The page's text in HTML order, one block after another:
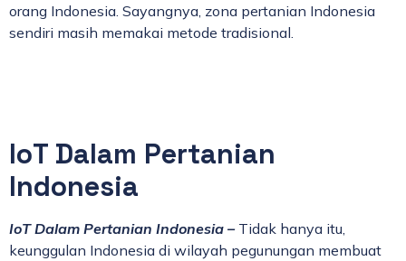
orang Indonesia. Sayangnya, zona pertanian Indonesia
sendiri masih memakai metode tradisional.
IoT Dalam Pertanian
Indonesia
IoT Dalam Pertanian Indonesia – Tidak hanya itu,
keunggulan Indonesia di wilayah pegunungan membuat